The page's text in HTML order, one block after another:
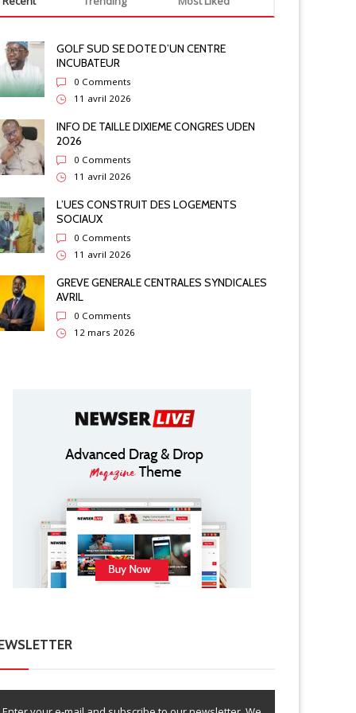
GROUPE BOLLORE EN EAUX TROUBLES
GOLF SUD SE DOTE D’UN CENTRE
INCUBATEUR
0 Comments
11 avril 2026
INFO DE TAILLE DIXIEME CONGRES UDEN
2026
0 Comments
11 avril 2026
L’UES CONSTRUIT DES LOGEMENTS
SOCIAUX
0 Comments
11 avril 2026
GREVE GENERALE CENTRALES SYNDICALES
AVRIL
0 Comments
12 mars 2026